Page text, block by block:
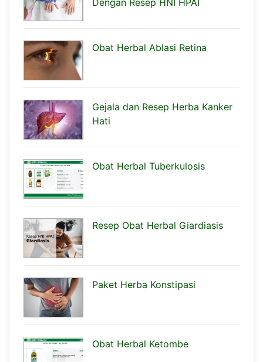
Obat Herbal Ablasi Retina
Gejala dan Resep Herba Kanker
Hati
Obat Herbal Tuberkulosis
Resep Obat Herbal Giardiasis
Paket Herba Konstipasi
Obat Herbal Ketombe